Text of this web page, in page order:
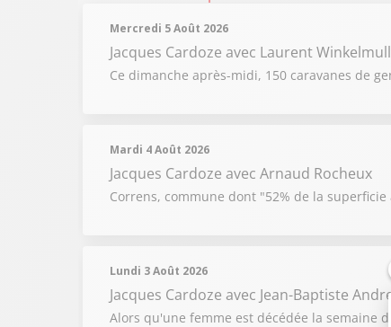
Mercredi 5 Août 2026
Jacques Cardoze avec Laurent
Ce dimanche après-midi, 150 caravanes de
Mardi 4 Août 2026
Jacques Cardoze avec Arnaud Rocheux
Correns, commune dont "52% de la
Lundi 3 Août 2026
Jacques Cardoze avec Jean-Baptiste
Alors qu'une femme est décédée la semaine